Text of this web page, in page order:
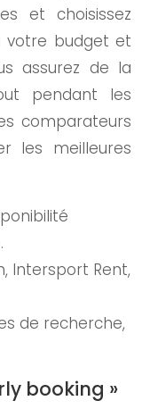
et choisissez
votre budget et
assurez de la
pendant les
comparateurs
les meilleures
Intersport Rent,
de recherche,
booking »